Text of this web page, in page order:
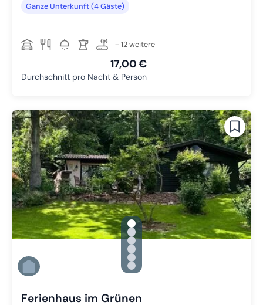
Ganze Unterkunft (4 Gäste)
+ 12 weitere
17,00 €
Durchschnitt pro Nacht & Person
gallery.slide_selector
Zu Slide 1 wechseln
Zu Slide 2 wechseln
Zu Slide 3 wechseln
Zu Slide 4 wechseln
Zu Slide 5 wechseln
Zu Slide 6 wechseln
Ferienhaus im Grünen